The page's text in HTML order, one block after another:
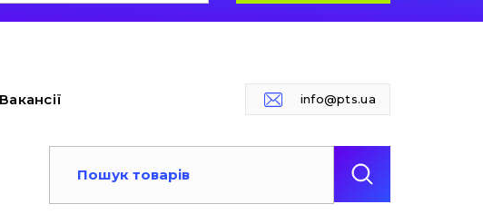
Вакансії info@pts.ua